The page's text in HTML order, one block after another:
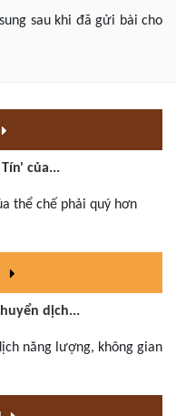
sau khi đã gửi bài cho
của...
thể chế phải quý hơn
dịch...
năng lượng, không gian